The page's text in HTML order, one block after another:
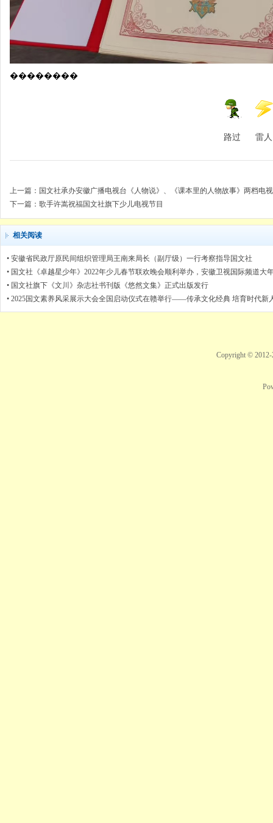
��������
路过 雷人
上一篇： 国文社承办安徽广播电视台《人物说》、《课本里的人物故事》两档电
下一篇： 歌手许嵩祝福国文社旗下少儿电视节目
相关阅读
• 安徽省民政厅原民间组织管理局王南来局长（副厅级）一行考察指导国文社
• 国文社《卓越星少年》2022年少儿春节联欢晚会顺利举办，安徽卫视国际频道大
播出
• 国文社旗下《文川》杂志社书刊版《悠然文集》正式出版发行
• 2025国文素养风采展示大会全国启动仪式在赣举行——传承文化经典 培育时代新
Copyright ©